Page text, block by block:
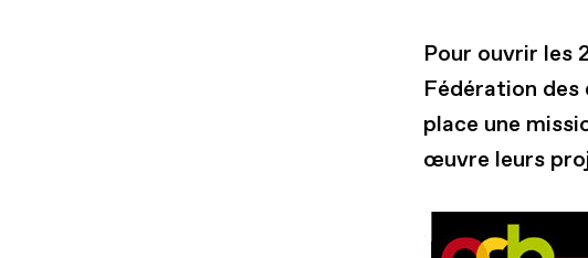
Pour ouvrir les
Fédération des
place une
œuvre leurs